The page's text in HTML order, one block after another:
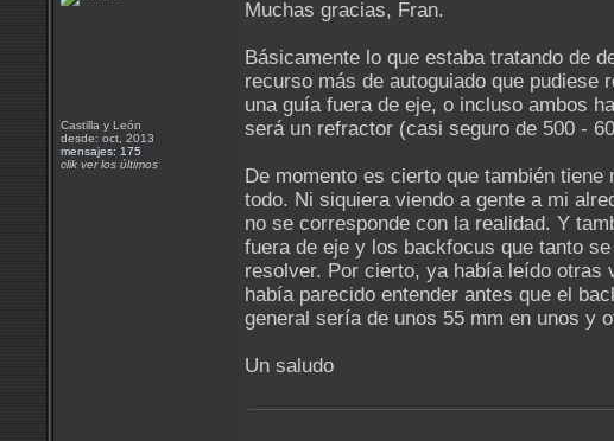
Castilla y León
desde: oct, 2013
mensajes: 175
clik ver los últimos
Muchas gracias, Fran.
Básicamente lo que estaba tratando de
recurso más de autoguiado que pudiese
una guía fuera de eje, o incluso ambos
será un refractor (casi seguro de 500 -
De momento es cierto que también
todo. Ni siquiera viendo a gente a mi
no se corresponde con la realidad. Y
fuera de eje y los backfocus que tanto
resolver. Por cierto, ya había leído otras
había parecido entender antes que el
general sería de unos 55 mm en unos y
Un saludo